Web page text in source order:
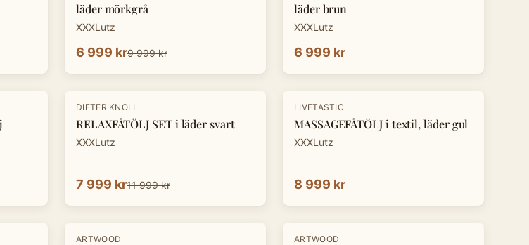
läder mörkgrå
XXXLutz
6 999 kr9 999 kr
läder brun
XXXLutz
6 999 kr
-33%
DIETER KNOLL
RELAXFÅTÖLJ SET i läder svart
XXXLutz
7 999 kr11 999 kr
LIVETASTIC
MASSAGEFÅTÖLJ i textil, läder gul
XXXLutz
8 999 kr
ARTWOOD ARTWOOD